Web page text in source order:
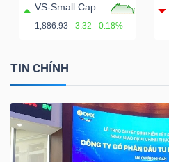
VS-Small Cap
1,886.93 3.32 0.18%
TIN CHÍNH